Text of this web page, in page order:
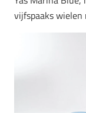
vijfspaaks